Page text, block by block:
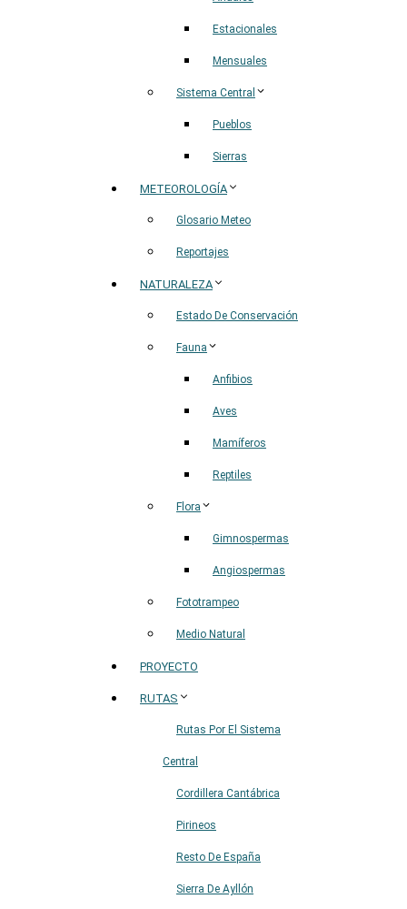
Estacionales
Mensuales
Sistema Central
Pueblos
Sierras
METEOROLOGÍA
Glosario Meteo
Reportajes
NATURALEZA
Estado De Conservación
Fauna
Anfibios
Aves
Mamíferos
Reptiles
Flora
Gimnospermas
Angiospermas
Fototrampeo
Medio Natural
PROYECTO
RUTAS
Rutas Por El Sistema
Central
Cordillera Cantábrica
Pirineos
Resto De España
Sierra De Ayllón